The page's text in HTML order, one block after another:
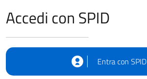
Accedi con SPID
Entra con SPID